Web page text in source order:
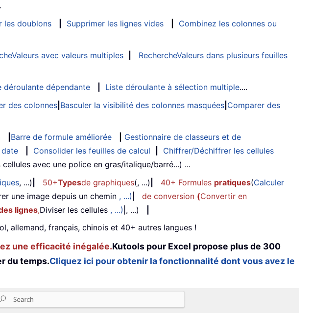
les doublons Supprimer les lignes vides
Combinez les colonnes ou
avec valeurs multiples
RechercheValeurs dans plusieurs feuilles
déroulante dépendante Liste déroulante à sélection multiple....
des colonnes Basculer la visibilité des colonnes masquées Comparer des
Barre de formule améliorée
Gestionnaire de classeurs et de
date Consolider les feuilles de calcul
Chiffrer/Déchiffrer les cellules
cellules avec une police en gras/italique/barré...) ...
, ...) 50+Typesde graphiques(, ...) 40+ Formules pratiques(Calculer
une image depuis un chemin , ...) de conversion (Convertir en
lignes,Diviser les cellules , ...) |, ...)
allemand, français, chinois et 40+ autres langues !
une efficacité inégalée.Kutools pour Excel propose plus de 300
du temps.Cliquez ici pour obtenir la fonctionnalité dont vous avez le